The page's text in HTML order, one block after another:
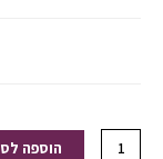
הוספה לסל